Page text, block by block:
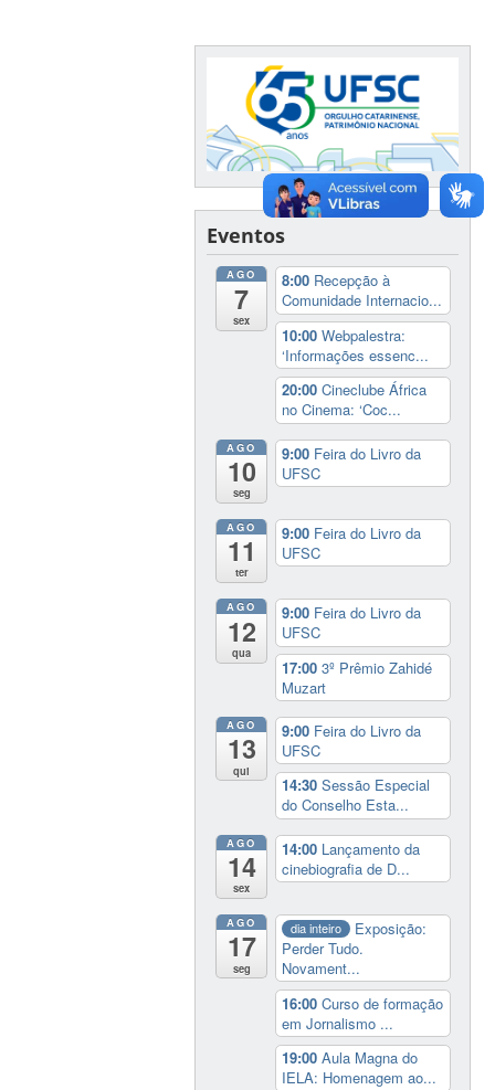
Eventos
AGO
7
sex
8:00 Recepção à
Comunidade Internacio...
10:00Webpalestra:
‘Informações essenc...
20:00Cineclube África
no Cinema: ‘Coc...
AGO
10
seg
9:00 Feira do Livro da
UFSC
AGO
11
ter
9:00 Feira do Livro da
UFSC
AGO
12
qua
9:00 Feira do Livro da
UFSC
17:003º Prêmio Zahidé
Muzart
AGO
13
qui
9:00 Feira do Livro da
UFSC
14:30Sessão Especial
do Conselho Esta...
AGO
14
sex
14:00 Lançamento da
cinebiografia de D...
AGO
17
seg
dia inteiro
Exposição:
Perder Tudo.
Novament...
16:00Curso de formação
em Jornalismo ...
19:00Aula Magna do
IELA: Homenagem ao...